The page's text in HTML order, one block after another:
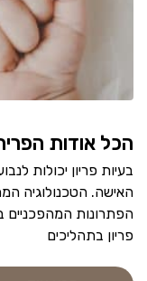
הכל אודות
בעיות פריון יכולות
האישה. הטכנולוגיה
הפתרונות המהפכניים
פריון בתהליכים